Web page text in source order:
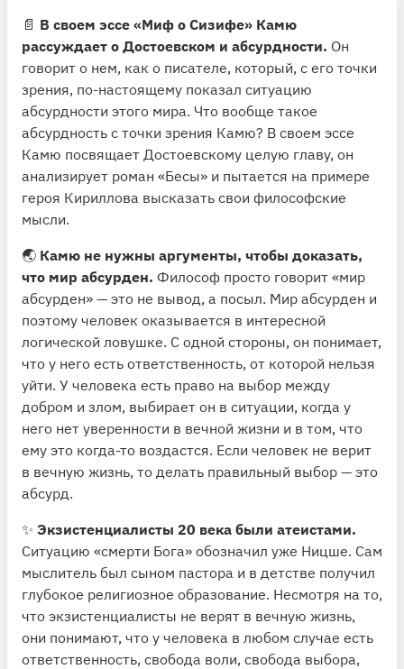
📄 В своем эссе «Миф о Сизифе» Камю
рассуждает о Достоевском и абсурдности. Он
говорит о нем, как о писателе, который, с его точки
зрения, по-настоящему показал ситуацию
абсурдности этого мира. Что вообще такое
абсурдность с точки зрения Камю? В своем эссе
Камю посвящает Достоевскому целую главу, он
анализирует роман «Бесы» и пытается на примере
героя Кириллова высказать свои философские
мысли.
🌏 Камю не нужны аргументы, чтобы доказать,
что мир абсурден. Философ просто говорит «мир
абсурден» — это не вывод, а посыл. Мир абсурден и
поэтому человек оказывается в интересной
логической ловушке. С одной стороны, он понимает,
что у него есть ответственность, от которой нельзя
уйти. У человека есть право на выбор между
добром и злом, выбирает он в ситуации, когда у
него нет уверенности в вечной жизни и в том, что
ему это когда-то воздастся. Если человек не верит
в вечную жизнь, то делать правильный выбор — это
абсурд.
✨ Экзистенциалисты 20 века были атеистами.
Ситуацию «смерти Бога» обозначил уже Ницше. Сам
мыслитель был сыном пастора и в детстве получил
глубокое религиозное образование. Несмотря на то,
что экзистенциалисты не верят в вечную жизнь,
они понимают, что у человека в любом случае есть
ответственность, свобода воли, свобода выбора,